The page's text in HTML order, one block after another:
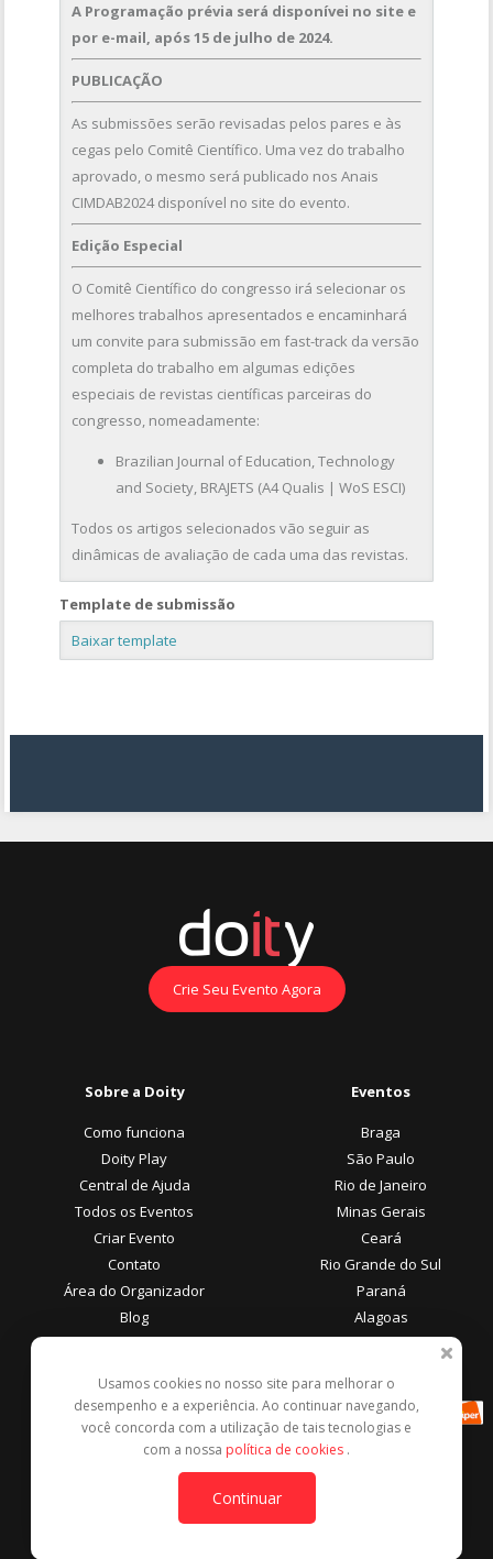
A Programação prévia será disponívei no site e
por e-mail, após 15 de julho de 2024.
PUBLICAÇÃO
As submissões serão revisadas pelos pares e às
cegas pelo Comitê Científico. Uma vez do trabalho
aprovado, o mesmo será publicado nos Anais
CIMDAB2024 disponível no site do evento.
Edição Especial
O Comitê Científico do congresso irá selecionar os
melhores trabalhos apresentados e encaminhará
um convite para submissão em fast-track da versão
completa do trabalho em algumas edições
especiais de revistas científicas parceiras do
congresso, nomeadamente:
Brazilian Journal of Education, Technology
and Society, BRAJETS (A4 Qualis | WoS ESCI)
Todos os artigos selecionados vão seguir as
dinâmicas de avaliação de cada uma das revistas.
Template de submissão
Baixar template
Crie Seu Evento Agora
Sobre a Doity
Como funciona
Doity Play
Central de Ajuda
Todos os Eventos
Criar Evento
Contato
Área do Organizador
Blog
Eventos
Braga
São Paulo
Rio de Janeiro
Minas Gerais
Ceará
Rio Grande do Sul
Paraná
Alagoas
Área do Participante
Central de Ajuda
Denunciar este evento
Formas de Pagamento
Usamos cookies no nosso site para melhorar o
desempenho e a experiência. Ao continuar navegando,
você concorda com a utilização de tais tecnologias e
com a nossa política de cookies .
Continuar